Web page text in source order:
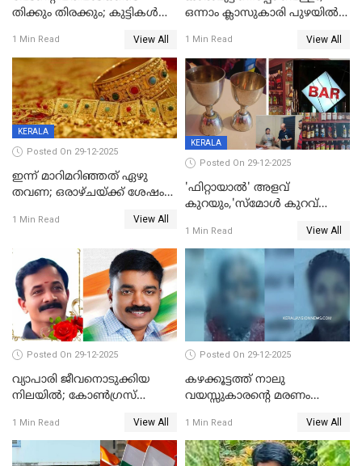
തിക്കും തിരക്കും; കുട്ടികള്‍
പരിക്ക്; പാളം മറികടന്ന
യുവാവ് ട്രെയിന്‍ തട്ടി മരിച്ചു
1 Min Read View All
ഒന്നാം ക്ലാസുകാരി പുഴയിൽ
കുട്ടികൾക്കൊപ്പം
കളിക്കുന്നതിനിടെ
1 Min Read View All
KERALA
Posted On 29-12-2025
ഇന്ന് മാറിമറിഞ്ഞത് ഏഴു
തവണ; ഒരാഴ്ചയ്ക്ക് ശേഷം
1 Min Read View All
KERALA
Posted On 29-12-2025
'ഫിറ്റായാൽ' അളവ്
കുറയും,'സ്‌മോൾ കുറവ്
പിഴ
1 Min Read View All
Posted On 29-12-2025
വ്യാപാരി ജീവനൊടുക്കിയ
നിലയില്‍; കോണ്‍ഗ്രസ്
മാനസികപീഡനമെന്ന് കുറിപ്പ്
1 Min Read View All
Posted On 29-12-2025
കഴക്കൂട്ടത്ത് നാലു
വയസ്സുകാരന്റെ മരണം
സുഹൃത്തും പൊലീസ്
കസ്റ്റഡിയിൽ
1 Min Read View All